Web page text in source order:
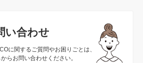
い合わせ
に関するご質問やお困りごとは、
からお問い合わせください。